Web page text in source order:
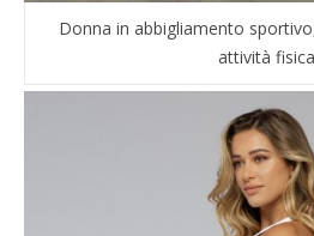
Donna in abbigliamento
attività